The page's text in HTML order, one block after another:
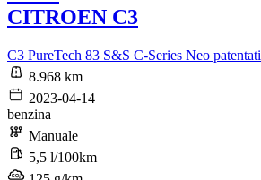
CITROEN C3
C3 PureTech 83 S&S C-Series Neo patentati
8.968 km
2023-04-14
benzina
Manuale
5,5 l/100km